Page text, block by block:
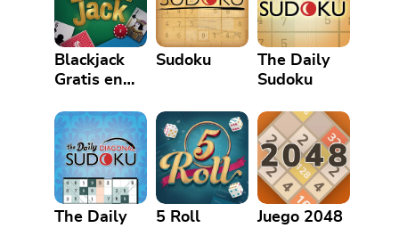
Blackjack
Gratis en
Sudoku
The Daily
Sudoku
The Daily
5 Roll Juego 2048